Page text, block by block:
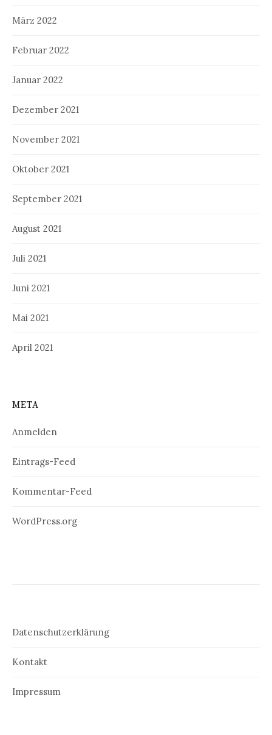
März 2022
Februar 2022
Januar 2022
Dezember 2021
November 2021
Oktober 2021
September 2021
August 2021
Juli 2021
Juni 2021
Mai 2021
April 2021
META
Anmelden
Eintrags-Feed
Kommentar-Feed
WordPress.org
Datenschutzerklärung
Kontakt
Impressum